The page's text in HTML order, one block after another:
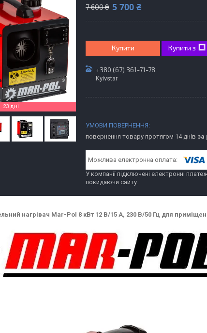
23 дні
7 600 ₴ 5 700 ₴
Купити Купити з
+380 (67) 361-71-78
Kyivstar
повернення товару протягом 14 днів за
У компанії підключені електронні
покидаючи сайту.
нагрівач Mar-Pol 8 кВт 12 В/15 А, 230 В/50 Гц для